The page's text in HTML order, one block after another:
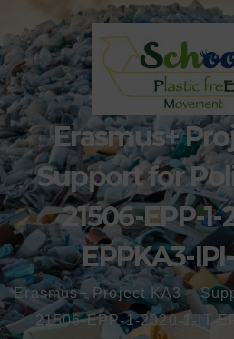
Erasmus+
Support for
21506-EPP-1-
EPPKA3-
Erasmus+ Project KA3 –
21506-EPP-1-2020-1-IT-